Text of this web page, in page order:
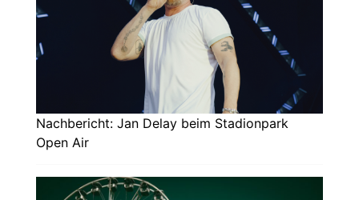
Nachbericht: Jan Delay beim Stadionpark
Open Air